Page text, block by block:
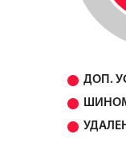
ДОП.